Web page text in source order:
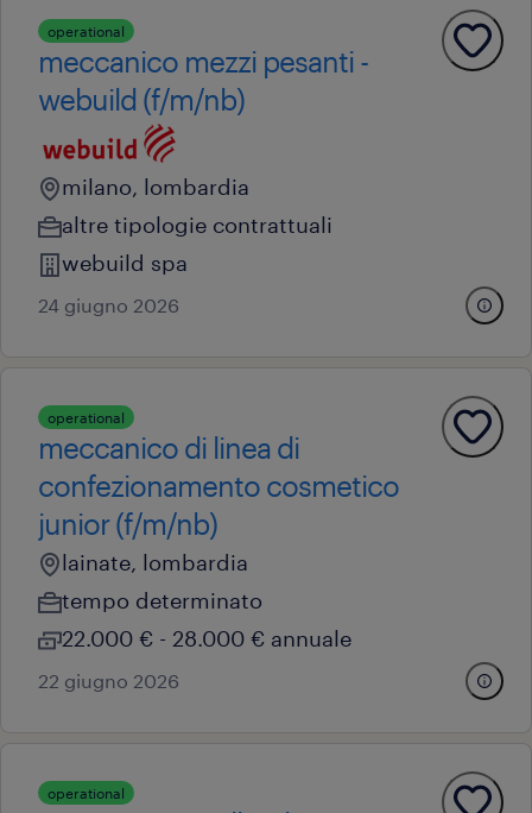
operational
meccanico mezzi pesanti -
webuild (f/m/nb)
milano, lombardia
altre tipologie contrattuali
webuild spa
24 giugno 2026
operational
meccanico di linea di
confezionamento cosmetico
junior (f/m/nb)
lainate, lombardia
tempo determinato
22.000 € - 28.000 € annuale
22 giugno 2026
operational